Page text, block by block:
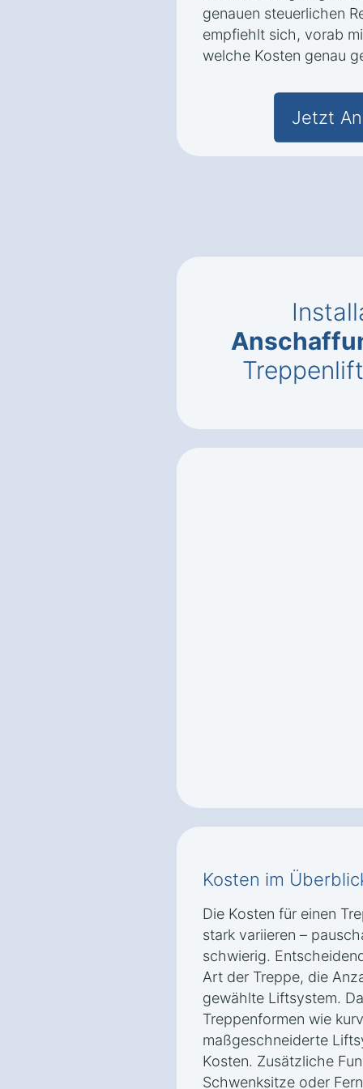
genauen steuerlichen
empfiehlt sich, vorab
welche Kosten genau
Jetzt
Kosten im
Die Kosten für einen
stark variieren –
schwierig.
Art der Treppe, die
gewählte Liftsystem.
Treppenformen wie
maßgeschneiderte
Kosten. Zusätzliche
Schwenksitze oder